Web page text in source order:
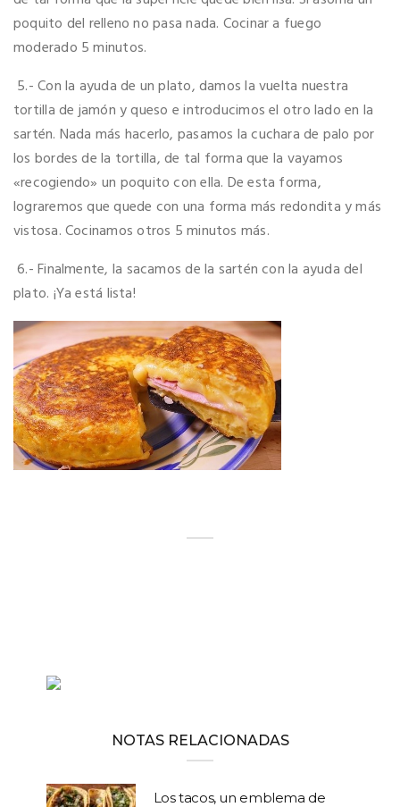
poquito del relleno no pasa nada. Cocinar a fuego
moderado 5 minutos.
5.- Con la ayuda de un plato, damos la vuelta nuestra
tortilla de jamón y queso e introducimos el otro lado en la
sartén. Nada más hacerlo, pasamos la cuchara de palo por
los bordes de la tortilla, de tal forma que la vayamos
«recogiendo» un poquito con ella. De esta forma,
lograremos que quede con una forma más redondita y más
vistosa. Cocinamos otros 5 minutos más.
6.- Finalmente, la sacamos de la sartén con la ayuda del
plato. ¡Ya está lista!
NOTAS RELACIONADAS
Los tacos, un emblema de